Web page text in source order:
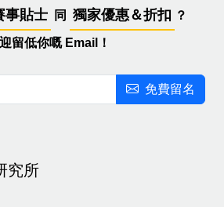
事貼士 同 獨家優惠＆折扣 ？
留低你嘅 Email！
免費留名
究所